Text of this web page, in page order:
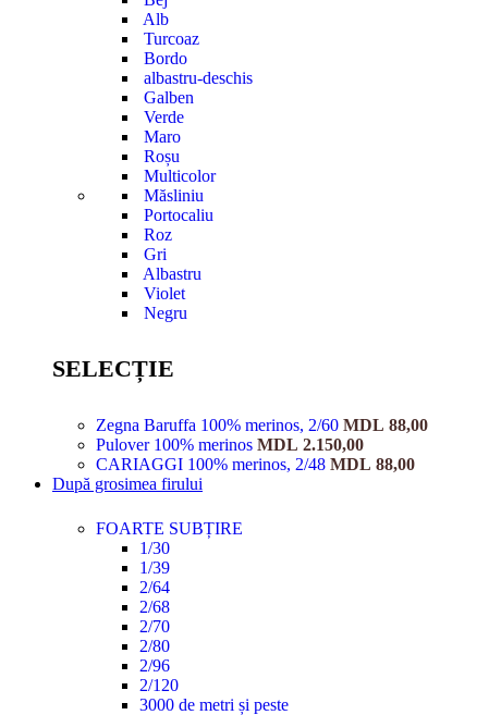
Alb
Turcoaz
Bordo
albastru-deschis
Galben
Verde
Maro
Roșu
Multicolor
Măsliniu
Portocaliu
Roz
Gri
Albastru
Violet
Negru
SELECȚIE
Zegna Baruffa 100% merinos, 2/60 MDL 88,00
Pulover 100% merinos MDL 2.150,00
CARIAGGI 100% merinos, 2/48 MDL 88,00
După grosimea firului
FOARTE SUBȚIRE
1/30
1/39
2/64
2/68
2/70
2/80
2/96
2/120
3000 de metri și peste